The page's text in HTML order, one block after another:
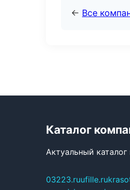
← Все
Каталог
Актуальный
03223.ruufille.ru